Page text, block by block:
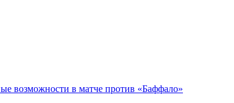
возможности в матче против «Баффало»